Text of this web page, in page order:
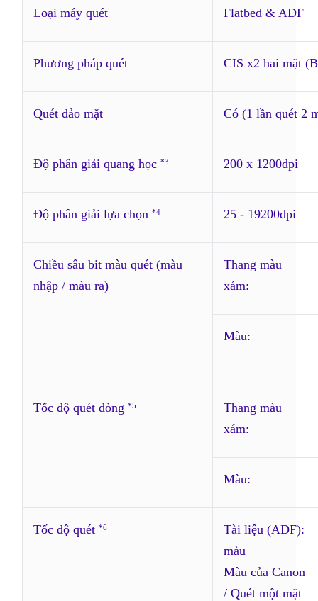
Loại máy quét Flatbed & ADF
Phương pháp quét CIS x2 hai mặt
Quét đảo mặt Có (1 lần quét 2
Độ phân giải quang học *3 200 x 1200dpi
Độ phân giải lựa chọn *4 25 - 19200dpi
Chiều sâu bit màu quét (màu
nhập / màu ra)
Thang màu
xám:
Màu:
Tốc độ quét dòng *5
Thang màu
xám:
Màu:
Tốc độ quét *6
Tài liệu (ADF):
màu
Màu của Canon
/ Quét một mặt